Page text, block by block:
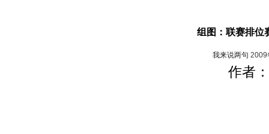
组图：联赛排位
我来说两句 2009
作者